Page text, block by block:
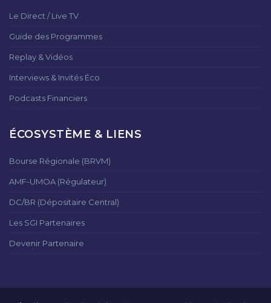
Le Direct / Live TV
Guide des Programmes
Replay & Vidéos
Interviews & Invités Éco
Podcasts Financiers
ÉCOSYSTÈME & LIENS
Bourse Régionale (BRVM)
AMF-UMOA (Régulateur)
DC/BR (Dépositaire Central)
Les SGI Partenaires
Devenir Partenaire